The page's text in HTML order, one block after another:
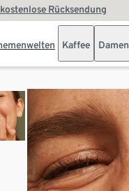
Rücksendung
Kaffee Damen